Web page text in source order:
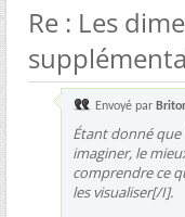
Re : Les
Envoyé par
Étant donné que
imaginer, le
comprendre ce
les visualiser[/I].